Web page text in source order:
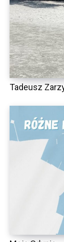
Tadeusz